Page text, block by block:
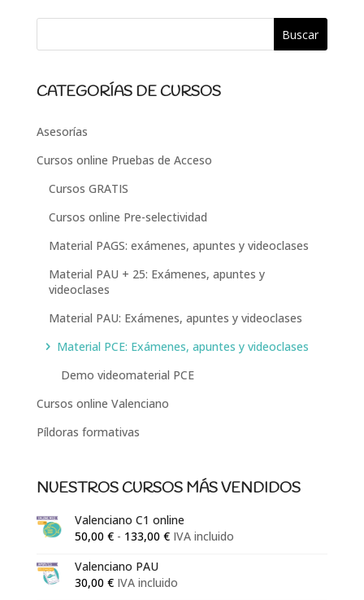
CATEGORÍAS DE CURSOS
Asesorías
Cursos online Pruebas de Acceso
Cursos GRATIS
Cursos online Pre-selectividad
Material PAGS: exámenes, apuntes y videoclases
Material PAU + 25: Exámenes, apuntes y
videoclases
Material PAU: Exámenes, apuntes y videoclases
Material PCE: Exámenes, apuntes y videoclases
Demo videomaterial PCE
Cursos online Valenciano
Píldoras formativas
NUESTROS CURSOS MÁS VENDIDOS
Valenciano C1 online
50,00 € - 133,00 €Rango
desde
IVA incluido
Valenciano PAU
30,00 € IVA incluido